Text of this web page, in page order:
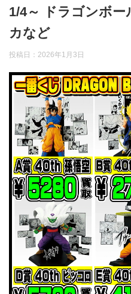
1/4～ ドラゴンボ
カなど
投稿日： 2026年1月3日